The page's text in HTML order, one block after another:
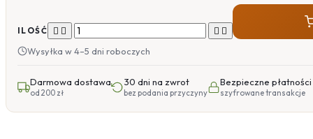
ILOŚĆ    
Wysyłka w 4–5 dni roboczych
Darmowa dostawa
od 200 zł
30 dni na zwrot
bez podania przyczyny
Bezpieczne płatności
szyfrowane transakcje